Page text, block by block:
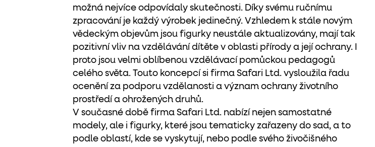
možná nejvíce odpovídaly skutečnosti. Díky svému ručnímu
zpracování je každý výrobek jedinečný. Vzhledem k stále novým
vědeckým objevům jsou figurky neustále aktualizovány, mají tak
pozitivní vliv na vzdělávání dítěte v oblasti přírody a její ochrany. I
proto jsou velmi oblíbenou vzdělávací pomůckou pedagogů
celého světa. Touto koncepcí si firma Safari Ltd. vysloužila řadu
ocenění za podporu vzdělanosti a význam ochrany životního
prostředí a ohrožených druhů.
V současné době firma Safari Ltd. nabízí nejen samostatné
modely, ale i figurky, které jsou tematicky zařazeny do sad, a to
podle oblastí, kde se vyskytují, nebo podle svého živočišného